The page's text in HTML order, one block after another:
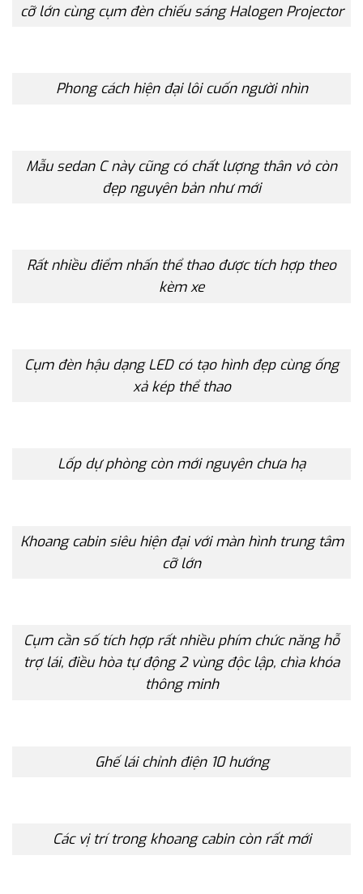
cỡ lớn cùng cụm đèn chiếu sáng Halogen Projector
Phong cách hiện đại lôi cuốn người nhìn
Mẫu sedan C này cũng có chất lượng thân vỏ còn
đẹp nguyên bản như mới
Rất nhiều điểm nhấn thể thao được tích hợp theo
kèm xe
Cụm đèn hậu dạng LED có tạo hình đẹp cùng ống
xả kép thể thao
Lốp dự phòng còn mới nguyên chưa hạ
Khoang cabin siêu hiện đại với màn hình trung tâm
cỡ lớn
Cụm cần số tích hợp rất nhiều phím chức năng hỗ
trợ lái, điều hòa tự động 2 vùng độc lập, chìa khóa
thông minh
Ghế lái chỉnh điện 10 hướng
Các vị trí trong khoang cabin còn rất mới